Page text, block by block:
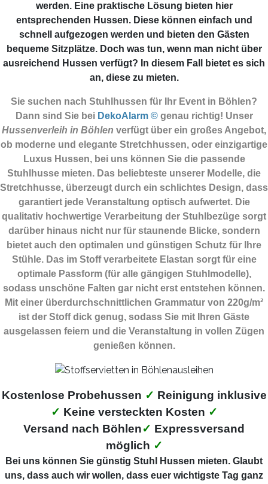
werden. Eine praktische Lösung bieten hier
entsprechenden Hussen. Diese können einfach und
schnell aufgezogen werden und bieten den Gästen
bequeme Sitzplätze. Doch was tun, wenn man nicht über
ausreichend Hussen verfügt? In diesem Fall bietet es sich
an, diese zu mieten.
Sie suchen nach Stuhlhussen für Ihr Event in Böhlen?
Dann sind Sie bei DekoAlarm © genau richtig! Unser
Hussenverleih in Böhlen verfügt über ein großes Angebot,
ob moderne und elegante Stretchhussen, oder einzigartige
Luxus Hussen, bei uns können Sie die passende
Stuhlhusse mieten. Das beliebteste unserer Modelle, die
Stretchhusse, überzeugt durch ein schlichtes Design, dass
garantiert jede Veranstaltung optisch aufwertet. Die
qualitativ hochwertige Verarbeitung der Stuhlbezüge sorgt
darüber hinaus nicht nur für staunende Blicke, sondern
bietet auch den optimalen und günstigen Schutz für Ihre
Stühle. Das im Stoff verarbeitete Elastan sorgt für eine
optimale Passform (für alle gängigen Stuhlmodelle),
sodass unschöne Falten gar nicht erst entstehen können.
Mit einer überdurchschnittlichen Grammatur von 220g/m²
ist der Stoff dick genug, sodass Sie mit Ihren Gäste
ausgelassen feiern und die Veranstaltung in vollen Zügen
genießen können.
Kostenlose Probehussen ✓ Reinigung inklusive
✓ Keine versteckten Kosten ✓
Versand nach Böhlen✓ Expressversand
möglich ✓
Bei uns können Sie günstig Stuhl Hussen mieten. Glaubt
uns, dass auch wir wollen, dass euer wichtigste Tag ganz